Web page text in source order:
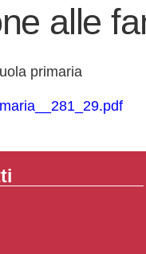
alle
primaria